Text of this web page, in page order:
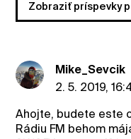
Zobraziť príspevky
Mike_Sevcik
2. 5. 2019,
Ahojte, budete este
Rádiu FM behom